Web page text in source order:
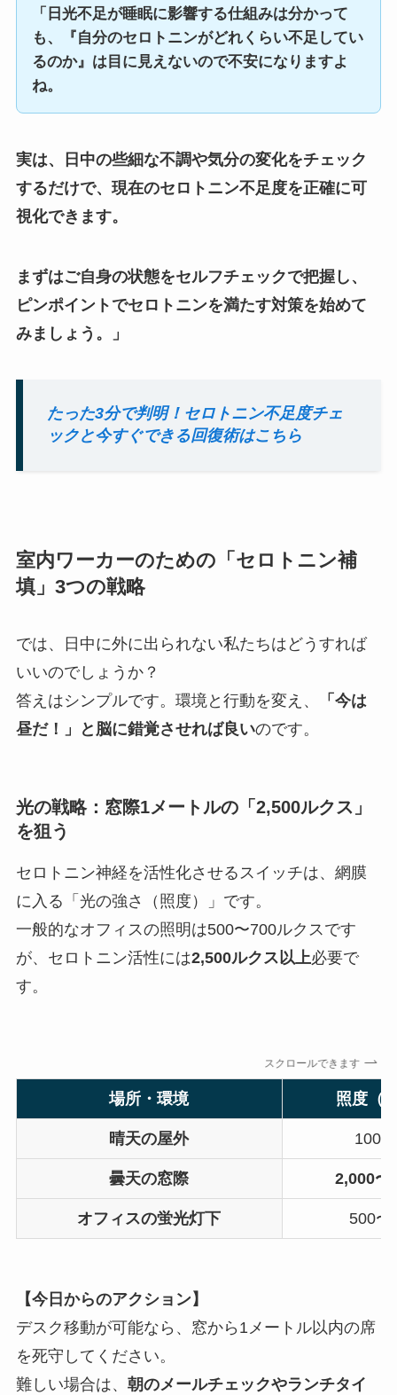
「日光不足が睡眠に影響する仕組みは分かって
も、『自分のセロトニンがどれくらい不足してい
るのか』は目に見えないので不安になりますよ
ね。
実は、日中の些細な不調や気分の変化をチェック
するだけで、現在のセロトニン不足度を正確に可
視化できます。
まずはご自身の状態をセルフチェックで把握し、
ピンポイントでセロトニンを満たす対策を始めて
みましょう。」
たった3分で判明！セロトニン不足度チェ
ックと今すぐできる回復術はこちら
室内ワーカーのための「セロトニン補
填」3つの戦略
では、日中に外に出られない私たちはどうすれば
いいのでしょうか？
答えはシンプルです。環境と行動を変え、
「今は
昼だ！」と脳に錯覚させれば良いのです。
光の戦略：窓際1メートルの「2,500ルクス」
を狙う
セロトニン神経を活性化させるスイッチは、網膜
に入る「光の強さ（照度）」です。
一般的なオフィスの照明は500〜700ルクスです
が、セロトニン活性には2,500ルクス以上必要で
す。
スクロールできます
場所・環境 照度（
晴天の屋外
曇天の窓際 2,000〜
オフィスの蛍光灯下 500〜
【今日からのアクション】
デスク移動が可能なら、窓から1メートル以内の席
を死守してください。
難しい場合は、 朝のメールチェックやランチタイ